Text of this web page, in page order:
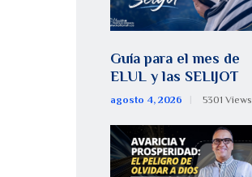
Guía para el mes de
ELUL y las SELIJOT
agosto 4, 2026 5301 Views